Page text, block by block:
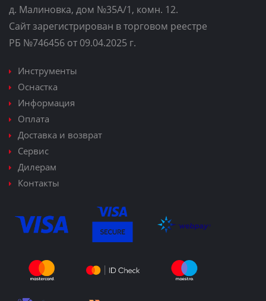
д. Малиновка, дом №35A/1, комн. 12.
Сайт зарегистрирован в торговом реестре
РБ №746456 от 09.04.2025 г.
Инструменты
Оснастка
Информация
Оплата
Доставка и возврат
Сервис
Дилерам
Контакты